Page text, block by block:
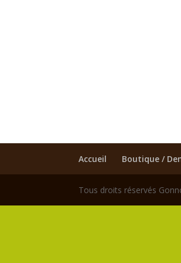
Accueil Boutique /
Tous droits réservés